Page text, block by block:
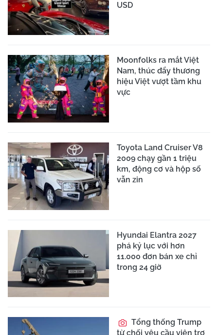
USD
Moonfolks ra mắt Việt
Nam, thúc đẩy thương
hiệu Việt vượt tầm khu
vực
Toyota Land Cruiser V8
2009 chạy gần 1 triệu
km, động cơ và hộp số
vẫn zin
Hyundai Elantra 2027
phá kỷ lục với hơn
11.000 đơn bán xe chỉ
trong 24 giờ
Tổng thống Trump
từ chối yêu cầu viện trợ